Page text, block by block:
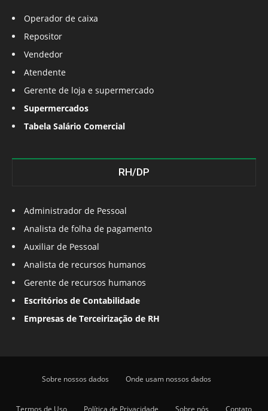
Operador de caixa
Repositor
Vendedor
Atendente
Gerente de loja e supermercado
Supermercados
Tabela Salário Comercial
RH/DP
Administrador de Pessoal
Analista de folha de pagamento
Auxiliar de Pessoal
Analista de recursos humanos
Gerente de recursos humanos
Escritórios de Contabilidade
Empresas de Terceirização de RH
Sobre nossos dados Onde usam nossos dados